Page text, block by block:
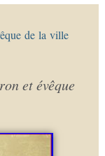
de la ville
et évêque